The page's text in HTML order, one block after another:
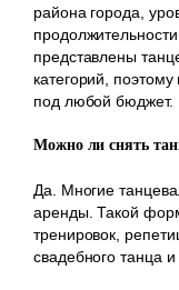
района города,
представлены
категорий,
под любой бюджет.
Можно ли снять
Да. Многие
аренды. Такой
тренировок,
свадебного танца